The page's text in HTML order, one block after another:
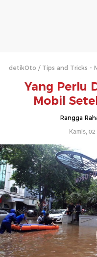
detikOto Tips and Tricks -
Yang Perlu
Mobil
Rangga
Kamis,